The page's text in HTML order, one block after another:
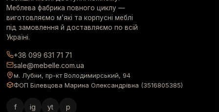
Меблева фабрика повного циклу —
виготовляємо м’які та корпусні меблі
під замовлення й доставляємо по всій
Україні.
+38 099 631 71 71
sale@mebelle.com.ua
м. Лубни, пр-кт Володимирський, 94
ФОП Білевцова Марина Олександрівна (3516805385)
f ig yt p